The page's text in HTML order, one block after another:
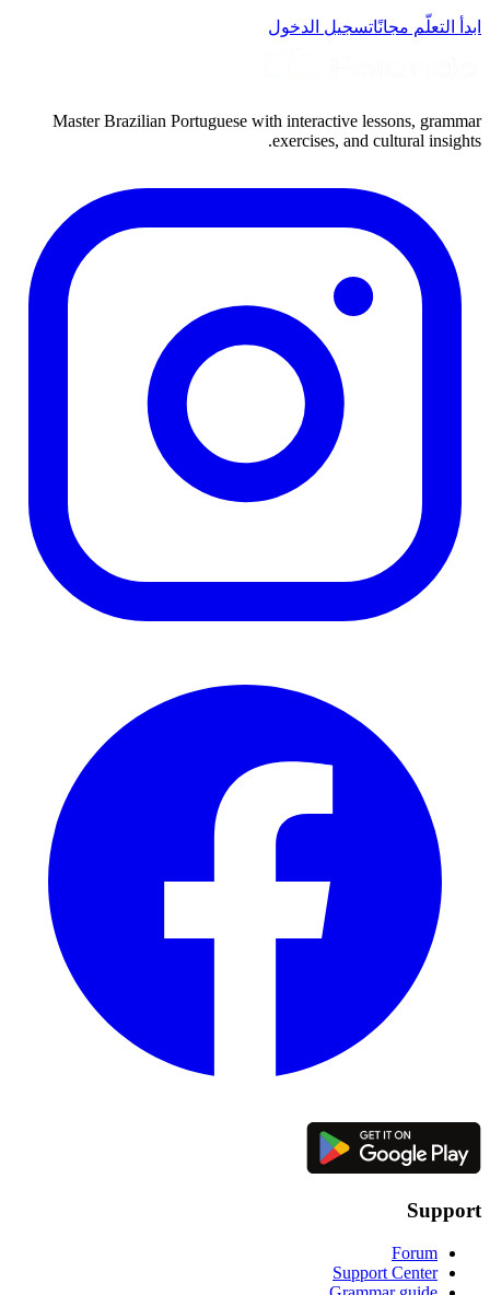
ابدأ التعلّم مجانًاتسجيل الدخول
Master Brazilian Portuguese with interactive lessons, grammar
exercises, and cultural insights.
Support
Forum
Support Center